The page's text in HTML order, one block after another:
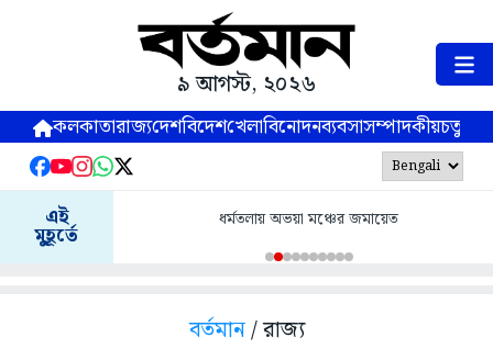
৯ আগস্ট, ২০২৬
কলকাতারাজ্যদেশবিদেশখেলাবিনোদনব্যবসাসম্পাদকীয়
এই
মুহূর্তে
ধর্মতলায় অভয়া মঞ্চের জমায়েত
বর্তমান/ রাজ্য